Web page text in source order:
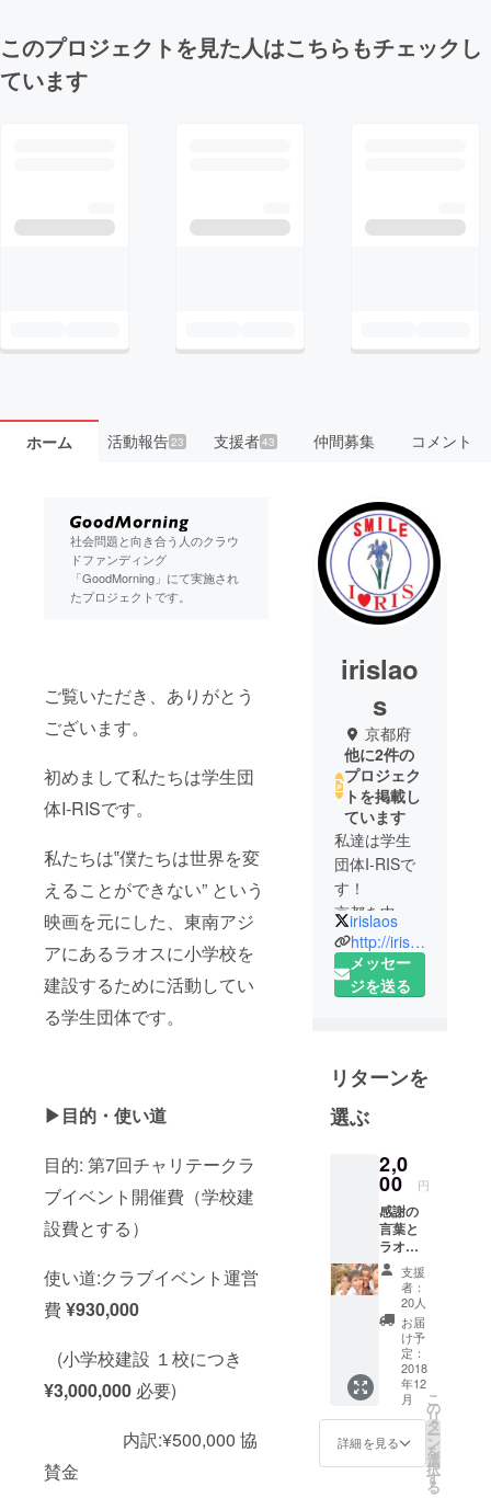
このプロジェクトを見た人はこちらもチェックし
ています
ホーム 活動報告23 支援者43 仲間募集 コメント
社会問題と向き合う人のクラウ
ドファンディング
「GoodMorning」にて実施され
たプロジェクトです。
ご覧いただき、ありがとう
ございます。
初めまして私たちは学生団
体I-RISです。
私たちは‟僕たちは世界を変
えることができない” という
映画を元にした、東南アジ
アにあるラオスに小学校を
建設するために活動してい
る学生団体です。
▶目的・使い道
目的: 第7回チャリテークラ
ブイベント開催費（学校建
設費とする）
使い道:クラブイベント運営
費¥930,000
(小学校建設 １校につき
¥3,000,000 必要)
内訳:¥500,000 協
賛金
irislao
s
京都府
他に2件の
プロジェク
トを掲載し
ています
私達は学生
団体I-RISで
す！
京都を中心
に活動して
おり、同志
社大学、関
な大学の学
生が在籍し
ています。
ラオスの子
供達の笑顔
のために、
支援金を
募っており
ます。
ご支援のほ
ど、よろし
くお願いし
irislaos
http://irislaos123.wixsite.com/iris
メッセー
ジを送る
リターンを
選ぶ
2,0
00 円
感謝の
言葉と
ラオス
の子供
たちの
笑顔が
描かれ
たポス
トカー
ドをお
届けし
ます！
支援
者：
20人
お届
け予
定：
2018
年12
月
詳細を見る
こ
の
リ
タ
ー
ン
を
選
択
す
る